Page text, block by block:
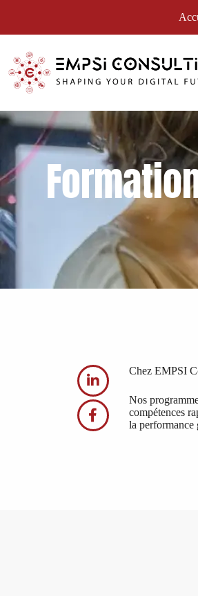
Chez EMPSI
Nos
compétences
la performance